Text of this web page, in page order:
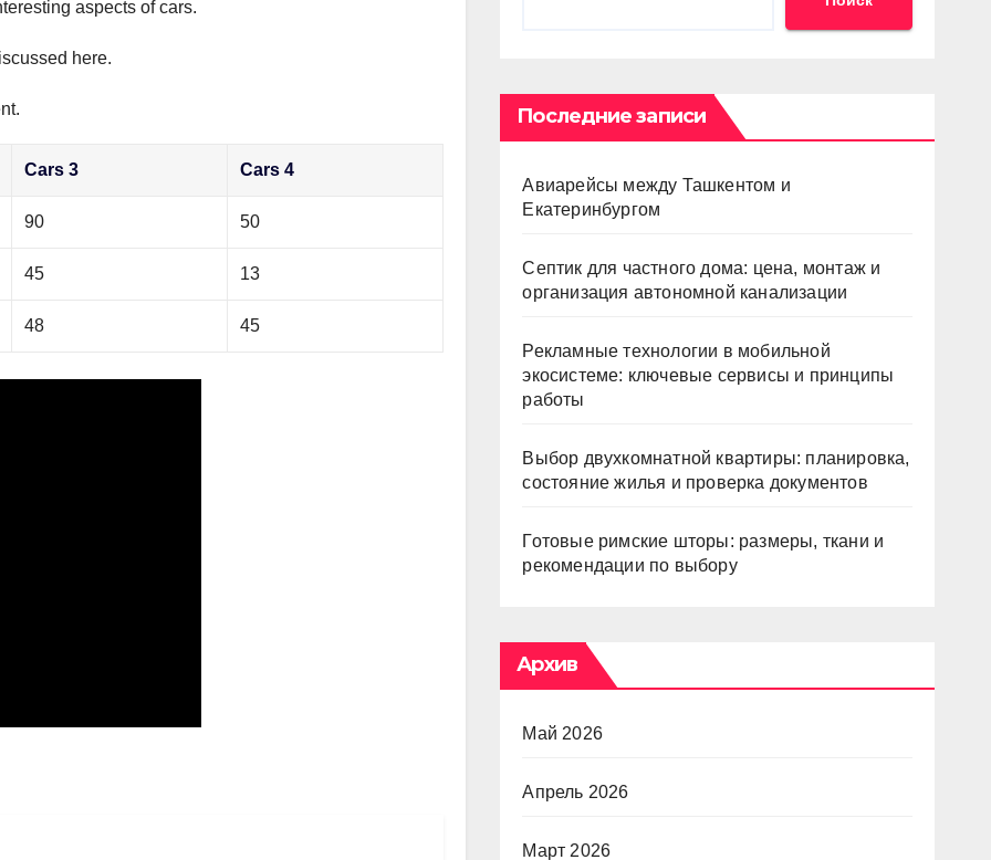
aspects of cars.
here.
Cars 3 Cars 4
90 50
45 13
48 45
Последние записи
Авиарейсы между Ташкентом и
Екатеринбургом
Септик для частного дома: цена, монтаж и
организация автономной канализации
Рекламные технологии в мобильной
экосистеме: ключевые сервисы и принципы
работы
Выбор двухкомнатной квартиры: планировка,
состояние жилья и проверка документов
Готовые римские шторы: размеры, ткани и
рекомендации по выбору
Архив
Май 2026
Апрель 2026
Март 2026